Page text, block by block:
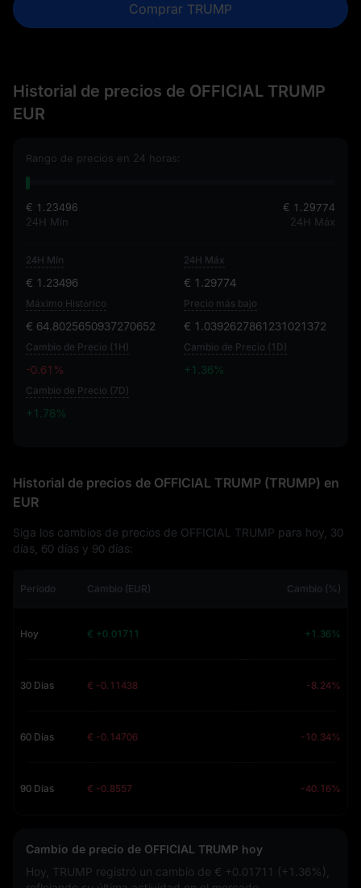
Comprar TRUMP
Historial de precios de OFFICIAL TRUMP
EUR
Rango de precios en 24 horas:
€ 1.23496
24H Mín
€ 1.29774
24H Máx
24H Mín
€ 1.23496
24H Máx
€ 1.29774
Máximo Histórico
€ 64.8025650937270652
Precio más bajo
€ 1.0392627861231021372
Cambio de Precio (1H)
-0.61%
Cambio de Precio (1D)
+1.36%
Cambio de Precio (7D)
+1.78%
Historial de precios de OFFICIAL TRUMP (TRUMP) en
EUR
Siga los cambios de precios de OFFICIAL TRUMP para hoy, 30
días, 60 días y 90 días:
Período Cambio (EUR) Cambio (%)
Hoy € +0.01711 +1.36%
30 Días € -0.11438 -8.24%
60 Días € -0.14706 -10.34%
90 Días € -0.8557 -40.16%
Cambio de precio de OFFICIAL TRUMP hoy
Hoy, TRUMP registró un cambio de € +0.01711 (+1.36%)